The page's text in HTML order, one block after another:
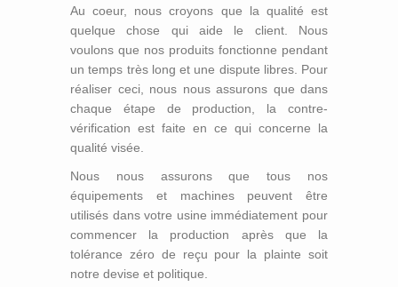
Au coeur, nous croyons que la qualité est
quelque chose qui aide le client. Nous
voulons que nos produits fonctionne pendant
un temps très long et une dispute libres. Pour
réaliser ceci, nous nous assurons que dans
chaque étape de production, la contre-
vérification est faite en ce qui concerne la
qualité visée.
Nous nous assurons que tous nos
équipements et machines peuvent être
utilisés dans votre usine immédiatement pour
commencer la production après que la
tolérance zéro de reçu pour la plainte soit
notre devise et politique.
Rouleaux en Caoutchouc
Rouleaux D’ébonite